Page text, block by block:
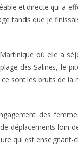
et directe qui a
tandis que je
où elle a
des Salines, le
sont les bruits de la
des
déplacements loin
qui est enseignant-